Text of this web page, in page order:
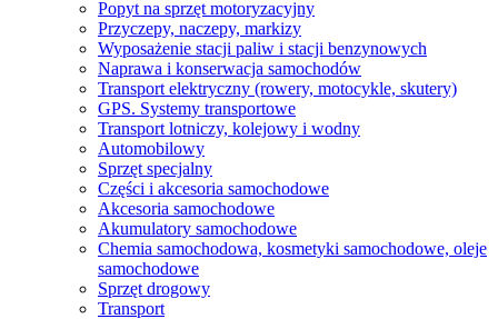
Popyt na sprzęt motoryzacyjny
Przyczepy, naczepy, markizy
Wyposażenie stacji paliw i stacji benzynowych
Naprawa i konserwacja samochodów
Transport elektryczny (rowery, motocykle, skutery)
GPS. Systemy transportowe
Transport lotniczy, kolejowy i wodny
Automobilowy
Sprzęt specjalny
Części i akcesoria samochodowe
Akcesoria samochodowe
Akumulatory samochodowe
Chemia samochodowa, kosmetyki samochodowe, oleje
samochodowe
Sprzęt drogowy
Transport